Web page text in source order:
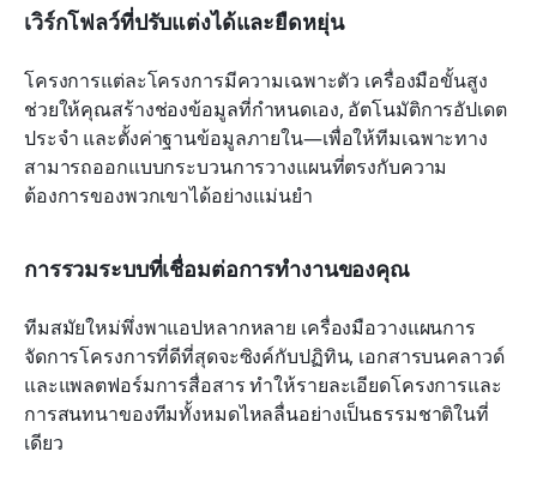
เวิร์กโฟลว์ที่ปรับแต่งได้และยืดหยุ่น
โครงการแต่ละโครงการมีความเฉพาะตัว เครื่องมือขั้นสูง
ช่วยให้คุณสร้างช่องข้อมูลที่กำหนดเอง, อัตโนมัติการอัปเดต
ประจำ และตั้งค่าฐานข้อมูลภายใน—เพื่อให้ทีมเฉพาะทาง
สามารถออกแบบกระบวนการวางแผนที่ตรงกับความ
ต้องการของพวกเขาได้อย่างแม่นยำ
การรวมระบบที่เชื่อมต่อการทำงานของคุณ
ทีมสมัยใหม่พึ่งพาแอปหลากหลาย เครื่องมือวางแผนการ
จัดการโครงการที่ดีที่สุดจะซิงค์กับปฏิทิน, เอกสารบนคลาวด์
และแพลตฟอร์มการสื่อสาร ทำให้รายละเอียดโครงการและ
การสนทนาของทีมทั้งหมดไหลลื่นอย่างเป็นธรรมชาติในที่
เดียว